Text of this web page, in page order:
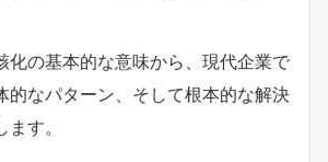
化の基本的な意味から、現代企業で
的なパターン、そして根本的な解決
す。